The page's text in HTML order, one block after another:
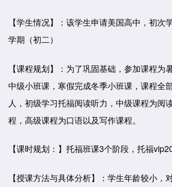
【学生情况】：该学生申请美国高中，初次
学期（初二）
【课程规划】：为了巩固基础，参加课程为
中级小班课，寒假完成冬季小班课，课程全
人，初级学习托福阅读听力，中级课程为阅
程，高级课程为口语以及写作课程。
【课时规划： 】托福班课3个阶段，托福
【授课方法与具体分析】：学生年龄较小，